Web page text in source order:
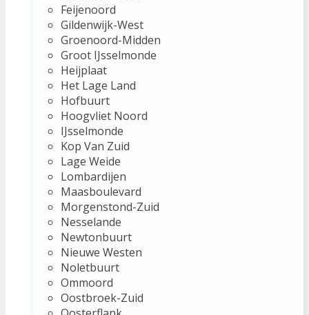
Feijenoord
Gildenwijk-West
Groenoord-Midden
Groot IJsselmonde
Heijplaat
Het Lage Land
Hofbuurt
Hoogvliet Noord
IJsselmonde
Kop Van Zuid
Lage Weide
Lombardijen
Maasboulevard
Morgenstond-Zuid
Nesselande
Newtonbuurt
Nieuwe Westen
Noletbuurt
Ommoord
Oostbroek-Zuid